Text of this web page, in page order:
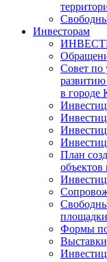
Инвесторам
Совет по
развитию
в городе
План
площадки
Формы